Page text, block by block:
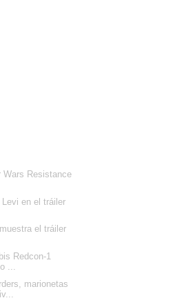
Wars Resistance
en el tráiler
el tráiler
Redcon-1
...
marionetas